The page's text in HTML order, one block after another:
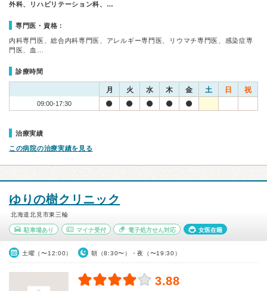
外科、リハビリテーション科、…
専門医・資格：
内科専門医、総合内科専門医、アレルギー専門医、リウマチ専門医、感染症専
門医、血…
診療時間
月 火 水 木 金 土 日 祝
09:00-17:30
治療実績
この病院の治療実績を見る
ゆりの樹クリニック
北海道北見市東三輪
駐車場あり マイナ受付 電子処方せん対応 女医在籍
土曜（〜12:00） 朝（8:30〜）・夜（〜19:30）
3.88